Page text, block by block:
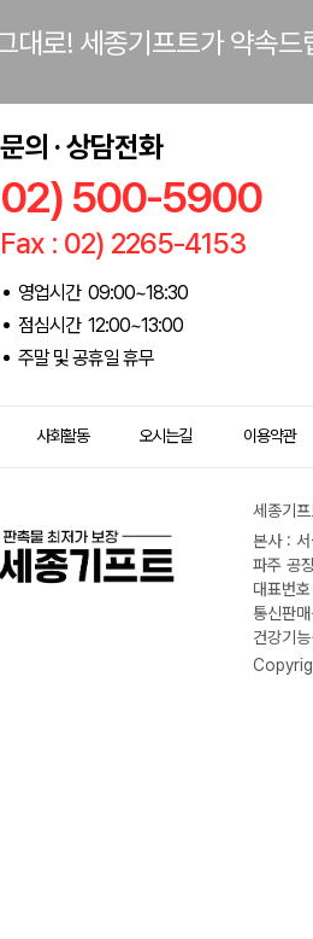
대로! 세종기프트가 약속드
문의 · 상담전화
02) 500-5900
Fax : 02) 2265-4153
영업시간 09:00~18:30
점심시간 12:00~13:00
주말 및 공휴일 휴무
사회활동 오시는길 이용약관
세종기
본사 :
파주 공
대표번
통신판
건강기